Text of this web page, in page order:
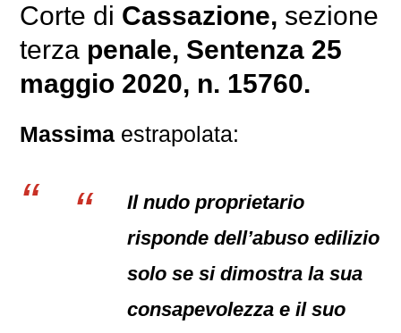
Corte di Cassazione, sezione
terza penale, Sentenza 25
maggio 2020, n. 15760.
Massima estrapolata:
Il nudo proprietario
risponde dell’abuso edilizio
solo se si dimostra la sua
consapevolezza e il suo